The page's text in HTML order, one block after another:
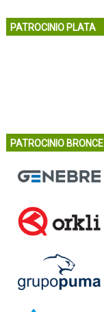
PATROCINIO PLATA
PATROCINIO BRONCE